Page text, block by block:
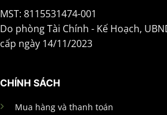
MST: 8115531474-001
Do phòng Tài Chính - Kế Hoạch,
cấp ngày 14/11/2023
CHÍNH SÁCH
Mua hàng và thanh toán